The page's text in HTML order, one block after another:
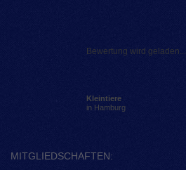
Bewertung wird geladen...
Kleintiere
in Hamburg
MITGLIEDSCHAFTEN: